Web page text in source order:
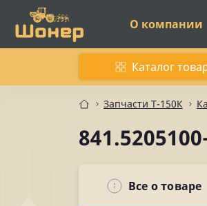
О компании
Каталог
Запчасти Т-150К
Все о товаре